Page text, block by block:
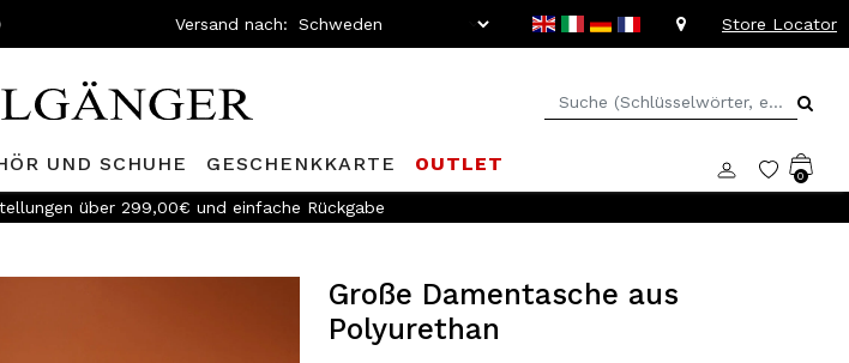
Versand nach: Store Locator
UND SCHUHE GESCHENKKARTE OUTLET
0
über 299,00€ und einfache Rückgabe
Große Damentasche aus
Polyurethan